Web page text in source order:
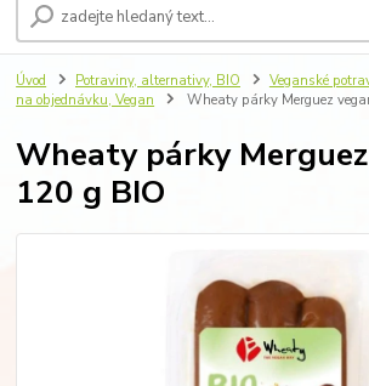
Úvod Potraviny, alternativy, BIO Veganské
na objednávku, Vegan
Wheaty párky Merguez
Wheaty párky
120 g BIO